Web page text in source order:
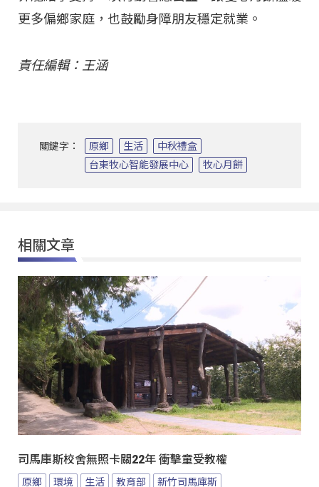
更多偏鄉家庭，也鼓勵身障朋友穩定就業。
責任編輯：王涵
關鍵字： 原鄉 生活
中秋禮盒
台東牧心智能發展中心
牧心月餅
相關文章
司馬庫斯校舍無照卡關22年 衝擊童受教權
原鄉 環境 生活 教育部 新竹司馬庫斯